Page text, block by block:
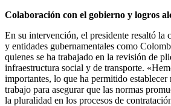
Colaboración con el gobierno y logros
En su intervención, el presidente resaltó la
y entidades gubernamentales como
quienes se ha trabajado en la revisión de
infraestructura social y de transporte.
importantes, lo que ha permitido establecer
trabajo para asegurar que las normas
la pluralidad en los procesos de